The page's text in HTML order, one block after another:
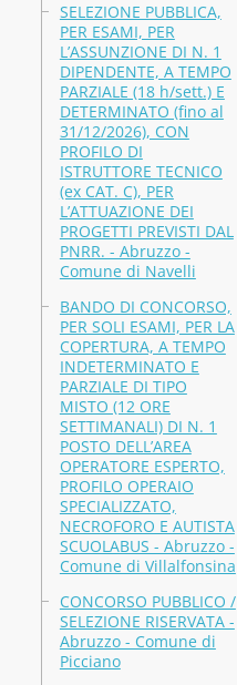
SELEZIONE PUBBLICA,
PER ESAMI, PER
L’ASSUNZIONE DI N. 1
DIPENDENTE, A TEMPO
PARZIALE (18 h/sett.) E
DETERMINATO (fino al
31/12/2026), CON
PROFILO DI
ISTRUTTORE TECNICO
(ex CAT. C), PER
L’ATTUAZIONE DEI
PROGETTI PREVISTI DAL
PNRR. - Abruzzo -
Comune di Navelli
BANDO DI CONCORSO,
PER SOLI ESAMI, PER LA
COPERTURA, A TEMPO
INDETERMINATO E
PARZIALE DI TIPO
MISTO (12 ORE
SETTIMANALI) DI N. 1
POSTO DELL’AREA
OPERATORE ESPERTO,
PROFILO OPERAIO
SPECIALIZZATO,
NECROFORO E AUTISTA
SCUOLABUS - Abruzzo -
Comune di Villalfonsina
CONCORSO PUBBLICO /
SELEZIONE RISERVATA -
Abruzzo - Comune di
Picciano